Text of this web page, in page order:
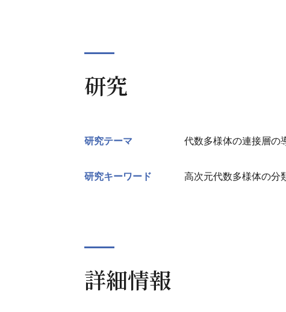
研究
研究テーマ 代数多様体の連接層の
研究キーワード 高次元代数多様体の分
詳細情報